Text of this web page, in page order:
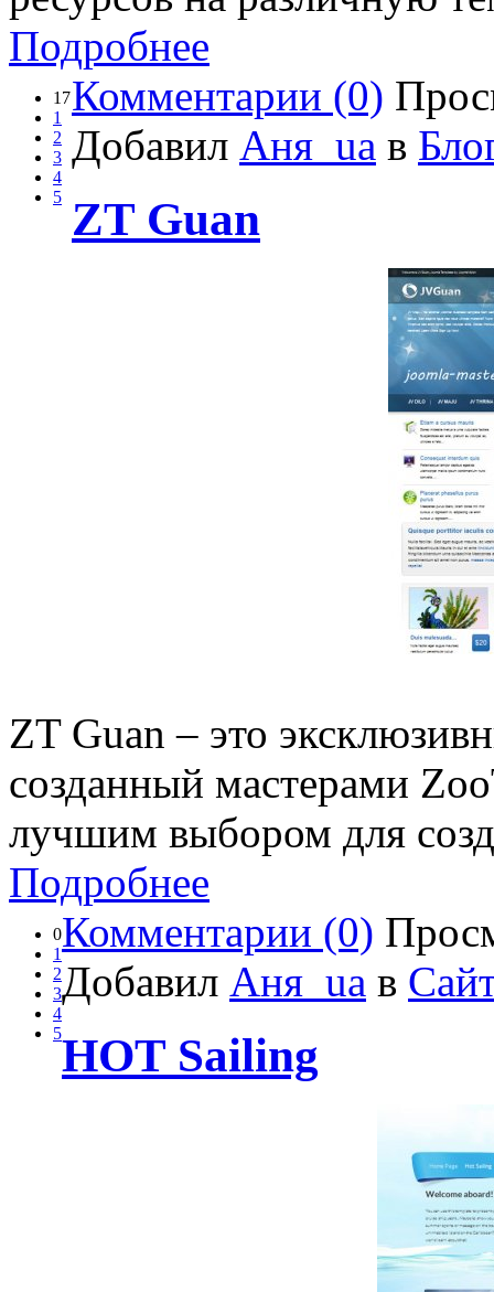
Подробнее
17
1
2
3
4
5
Комментарии (0)
Добавил Аня_ua в
ZT Guan
ZT Guan – это
созданный мастерами
лучшим выбором для
Подробнее
0
1
2
3
4
5
Комментарии (0)
Добавил Аня_ua в
HOT Sailing